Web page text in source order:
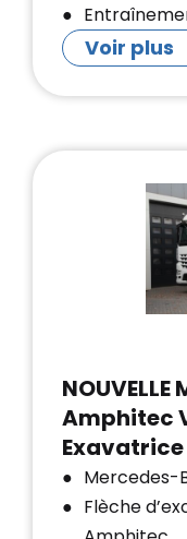
Voir plus
Amphitec
Mercedes-
Flèche